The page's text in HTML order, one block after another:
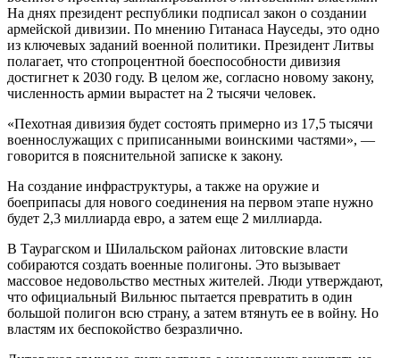
На днях президент республики подписал закон о создании
армейской дивизии. По мнению Гитанаса Науседы, это одно
из ключевых заданий военной политики. Президент Литвы
полагает, что стопроцентной боеспособности дивизия
достигнет к 2030 году. В целом же, согласно новому закону,
численность армии вырастет на 2 тысячи человек.
«Пехотная дивизия будет состоять примерно из 17,5 тысячи
военнослужащих с приписанными воинскими частями», —
говорится в пояснительной записке к закону.
На создание инфраструктуры, а также на оружие и
боеприпасы для нового соединения на первом этапе нужно
будет 2,3 миллиарда евро, а затем еще 2 миллиарда.
В Таурагском и Шилальском районах литовские власти
собираются создать военные полигоны. Это вызывает
массовое недовольство местных жителей. Люди утверждают,
что официальный Вильнюс пытается превратить в один
большой полигон всю страну, а затем втянуть ее в войну. Но
властям их беспокойство безразлично.